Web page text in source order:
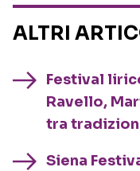
ALTRI
Festival
Ravello,
tra
Siena